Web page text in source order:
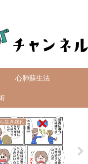
心肺蘇生法
生き残れ